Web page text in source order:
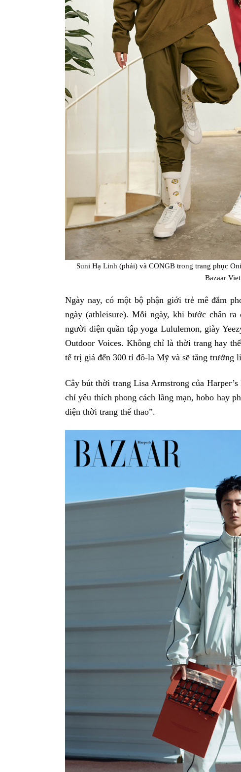
Suni Hạ Linh (phải) và CONGB trong trang phục
Bazaar
Ngày nay, có một bộ phận giới trẻ mê đắm
ngày (athleisure). Mỗi ngày, khi bước chân
người diện quần tập yoga Lululemon, giày
Outdoor Voices. Không chỉ là thời trang hay
tế trị giá đến 300 tỉ đô-la Mỹ và sẽ tăng trưởng
Cây bút thời trang Lisa Armstrong của
chỉ yêu thích phong cách lãng mạn, hobo hay
diện thời trang thể thao”.